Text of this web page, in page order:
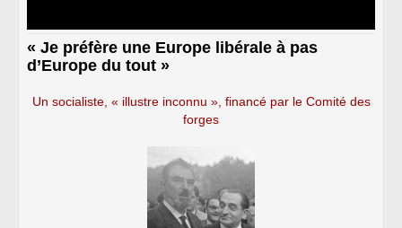
« Je préfère une Europe libérale à pas
d’Europe du tout »
Un socialiste, « illustre inconnu », financé par le Comité des
forges